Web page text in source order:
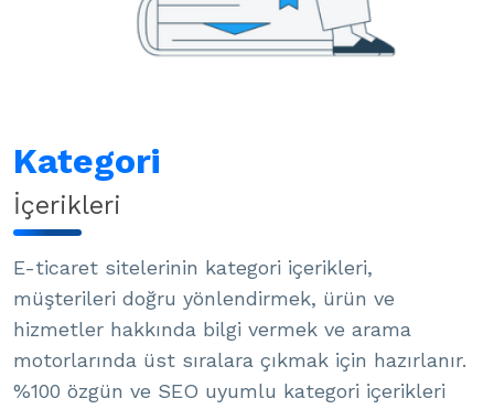
Kategori
İçerikleri
E-ticaret sitelerinin kategori içerikleri,
müşterileri doğru yönlendirmek, ürün ve
hizmetler hakkında bilgi vermek ve arama
motorlarında üst sıralara çıkmak için hazırlanır.
%100 özgün ve SEO uyumlu kategori içerikleri